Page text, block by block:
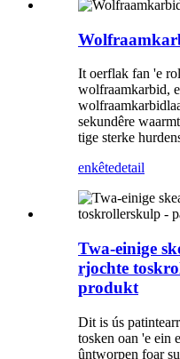
It oerflak fan 'e
wolfraamkarbid,
sekundêre
tige sterke
enkêtedetail
Twa-einige
rjochte
produkt
Dit is ús
tosken oan 'e ein
ûntworpen foar